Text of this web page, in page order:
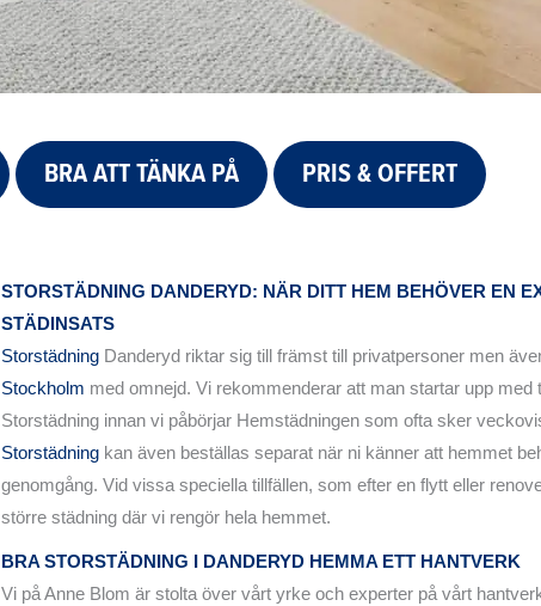
BRA ATT TÄNKA PÅ PRIS & OFFERT
STORSTÄDNING DANDERYD: NÄR DITT HEM BEHÖVER EN
STÄDINSATS
Storstädning Danderyd riktar sig till främst till privatpersoner men
Stockholm med omnejd. Vi rekommenderar att man startar upp med
Storstädning innan vi påbörjar Hemstädningen som ofta sker
Storstädning kan även beställas separat när ni känner att hemmet
genomgång. Vid vissa speciella tillfällen, som efter en flytt eller
större städning där vi rengör hela hemmet.
BRA STORSTÄDNING I DANDERYD HEMMA ETT HANTVERK
Vi på Anne Blom är stolta över vårt yrke och experter på vårt